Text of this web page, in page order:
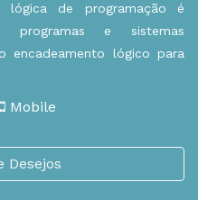
lógica de programação é
programas e sistemas
encadeamento lógico para
Mobile